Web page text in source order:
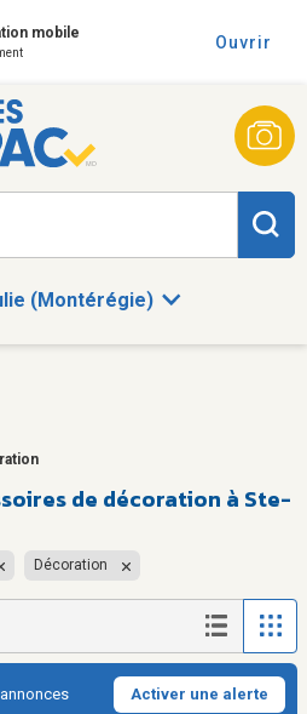
mobile Ouvrir
(Montérégie)
de décoration à Ste-
Décoration
Activer une alerte